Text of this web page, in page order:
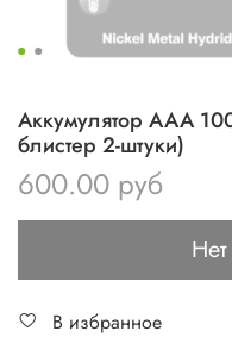
Аккумулятор AAA
блистер 2-штуки)
600.00 руб
В избранное